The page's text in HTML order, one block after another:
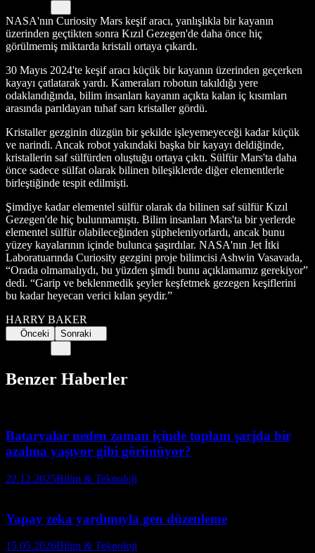
NASA'nın Curiosity Mars keşif aracı, yanlışlıkla bir kayanın
üzerinden geçtikten sonra Kızıl Gezegen'de daha önce hiç
görülmemiş miktarda kristali ortaya çıkardı.
30 Mayıs 2024'te keşif aracı küçük bir kayanın üzerinden geçerken
kayayı çatlatarak yardı. Kameraları robotun takıldığı yere
odaklandığında, bilim insanları kayanın açıkta kalan iç kısımları
arasında parıldayan tuhaf sarı kristaller gördü.
Kristaller gezginin düzgün bir şekilde işleyemeyeceği kadar küçük
ve narindi. Ancak robot yakındaki başka bir kayayı deldiğinde,
kristallerin saf sülfürden oluştuğu ortaya çıktı. Sülfür Mars'ta daha
önce sadece sülfat olarak bilinen bileşiklerde diğer elementlerle
birleştiğinde tespit edilmişti.
Şimdiye kadar elementel sülfür olarak da bilinen saf sülfür Kızıl
Gezegen'de hiç bulunmamıştı. Bilim insanları Mars'ta bir yerlerde
elementel sülfür olabileceğinden şüpheleniyorlardı, ancak bunu
yüzey kayalarının içinde bulunca şaşırdılar. NASA'nın Jet İtki
Laboratuarında Curiosity gezgini proje bilimcisi Ashwin Vasavada,
“Orada olmamalıydı, bu yüzden şimdi bunu açıklamamız gerekiyor”
dedi. “Garip ve beklenmedik şeyler keşfetmek gezegen keşiflerini
bu kadar heyecan verici kılan şeydir.”
HARRY BAKER
Önceki Sonraki
Benzer Haberler
Bataryalar neden zaman içinde toplam şarjda bir
azalma yaşıyor gibi görünüyor?
22.12.2025Bilim & Teknoloji
Yapay zeka yardımıyla gen düzenleme
15.05.2026Bilim & Teknoloji